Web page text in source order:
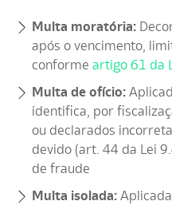
Multa moratória:
após o vencimento,
conforme artigo 61 da
Multa de ofício:
identifica, por
ou declarados
devido (art. 44 da Lei
de fraude
Multa isolada: